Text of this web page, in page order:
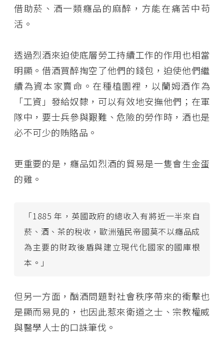
借助菸、酒一類癮品的麻醉，方能在痛苦中苟
活。
透過烈酒來迫使底層勞工持續工作的作用也相當
明顯。借酒買醉掏空了他們的錢包，迫使他們繼
續為資本家賣命。在種植園裡，以蘭姆酒作為
「工資」發給奴隸，可以有效地安撫他們；在軍
隊中，要士兵參與艱難、危險的勞作時，酒也是
必不可少的賄賂品。
更重要的是，癮品如烈酒的貿易是一隻會生金蛋
的雞。
「1885 年，英國政府的總收入有將近一半來自
菸、酒、茶的稅收，歐洲殖民帝國莫不以癮品成
為主要的財政後盾與建立現代化國家的國庫根
本。」
但另一方面，酗酒問題對社會秩序帶來的衝擊也
是顯而易見的，也因此惹來衛道之士、宗教權威
與醫學人士的口誅筆伐。